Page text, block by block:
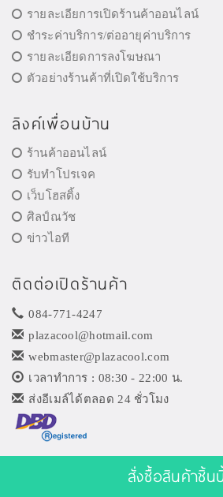
สั่งซื้อสินค้าชิ้น
รายละเอียการเปิดร้านค้าออนไลน์
ชำระค่าบริการ/ต่ออายุค่าบริการ
รายละเอียดการลงโฆษณา
ตัวอย่างร้านค้าที่เปิดใช้บริการ
ลิงค์เพื่อนบ้าน
ร้านค้าออนไลน์
รับทำโปรเจค
เว็บโฮสติ้ง
ศิลป์ณวัช
ข่าวไอที
ติดต่อเปิดร้านค้า
084-771-4247
plazacool@hotmail.com
webmaster@plazacool.com
เวลาทำการ : 08:30 - 22:00 น.
ส่งอีเมล์ได้ตลอด 24 ชั่วโมง